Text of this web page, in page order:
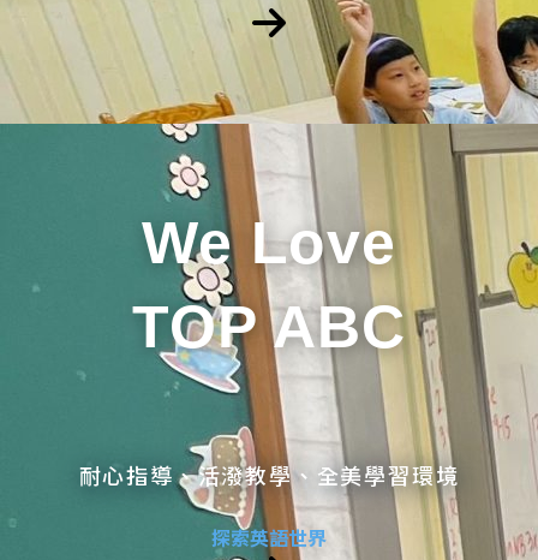
We Love
TOP ABC
耐心指導、活潑教學、全美學習環境
探索英語世界